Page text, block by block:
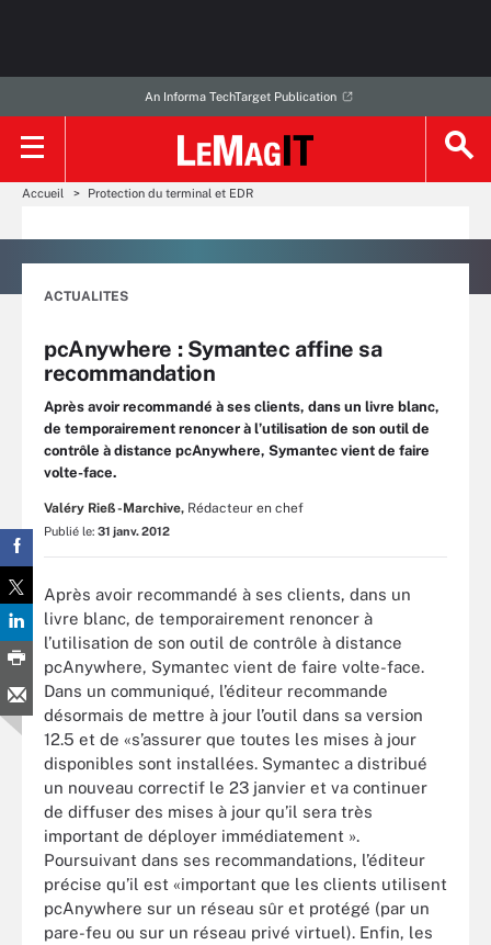
An Informa TechTarget Publication
Accueil Protection du terminal et EDR
ACTUALITES
pcAnywhere : Symantec affine sa
recommandation
Après avoir recommandé à ses clients, dans un livre blanc,
de temporairement renoncer à l’utilisation de son outil de
contrôle à distance pcAnywhere, Symantec vient de faire
volte-face.
Valéry Rieß-Marchive, Rédacteur en chef
Publié le: 31 janv. 2012
Après avoir recommandé à ses clients, dans un
livre blanc, de temporairement renoncer à
l’utilisation de son outil de contrôle à distance
pcAnywhere, Symantec vient de faire volte-face.
Dans un communiqué, l’éditeur recommande
désormais de mettre à jour l’outil dans sa version
12.5 et de «s’assurer que toutes les mises à jour
disponibles sont installées. Symantec a distribué
un nouveau correctif le 23 janvier et va continuer
de diffuser des mises à jour qu’il sera très
important de déployer immédiatement ».
Poursuivant dans ses recommandations, l’éditeur
précise qu’il est «important que les clients utilisent
pcAnywhere sur un réseau sûr et protégé (par un
pare-feu ou sur un réseau privé virtuel). Enfin, les